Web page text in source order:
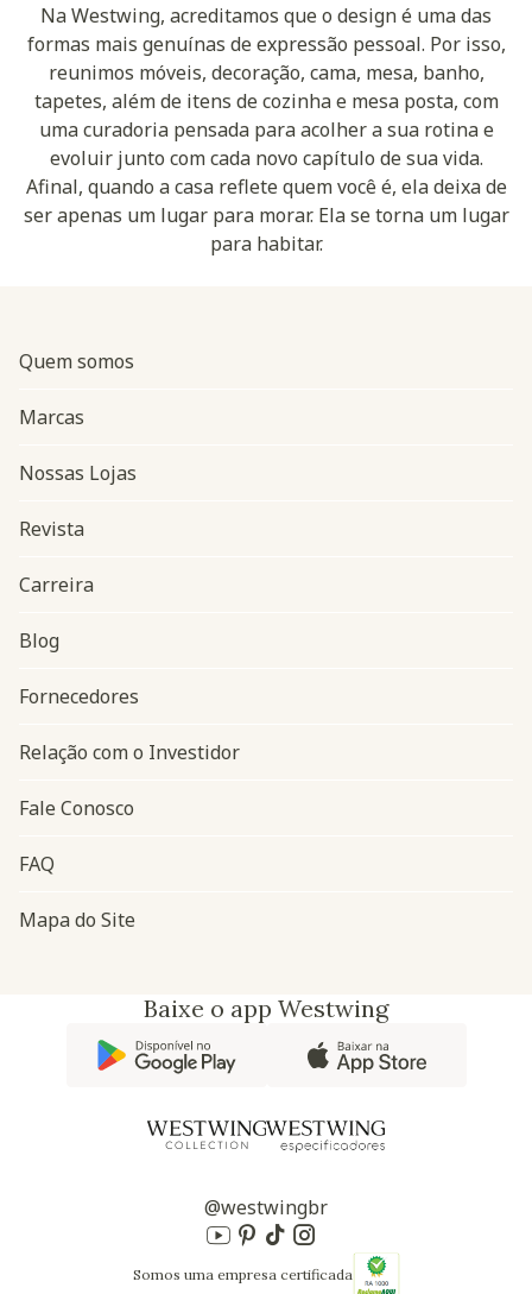
Na Westwing, acreditamos que o design é uma das
formas mais genuínas de expressão pessoal. Por isso,
reunimos móveis, decoração, cama, mesa, banho,
tapetes, além de itens de cozinha e mesa posta, com
uma curadoria pensada para acolher a sua rotina e
evoluir junto com cada novo capítulo de sua vida.
Afinal, quando a casa reflete quem você é, ela deixa de
ser apenas um lugar para morar. Ela se torna um lugar
para habitar.
Navegação do rodapé
Quem somos
Marcas
Nossas Lojas
Revista
Carreira
Blog
Fornecedores
Relação com o Investidor
Fale Conosco
FAQ
Mapa do Site
Baixe o app Westwing
@westwingbr
Somos uma empresa certificada